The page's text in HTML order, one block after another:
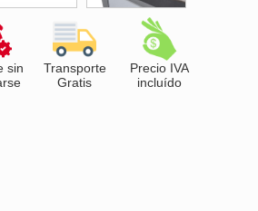
sin
Transporte
Gratis
Precio IVA
incluído